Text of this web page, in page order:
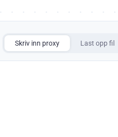
Skriv inn proxy Last opp fil